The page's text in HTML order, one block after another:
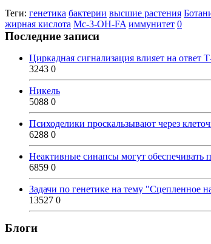
Теги: генетика бактерии высшие растения
жирная кислота Mc-3-OH-FA иммунитет 0
Последние записи
Циркадная сигнализация влияет на ответ
3243 0
Никель
5088 0
Психоделики проскальзывают через
6288 0
Неактивные синапсы могут обеспечивать
6859 0
Задачи по генетике на тему "Сцепленное
13527 0
Блоги